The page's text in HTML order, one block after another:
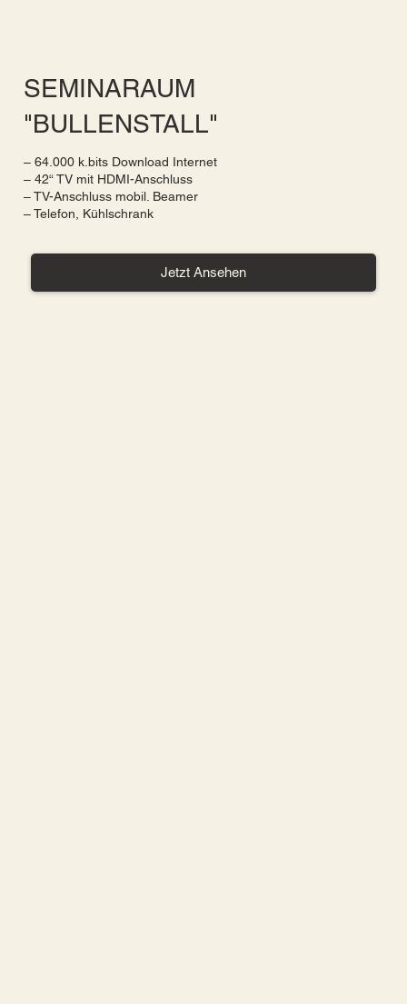
SEMINARAUM
"BULLENSTALL"
– 64.000 k.bits Download Internet
– 42“ TV mit HDMI-Anschluss
– TV-Anschluss mobil. Beamer
– Telefon, Kühlschrank
Jetzt Ansehen